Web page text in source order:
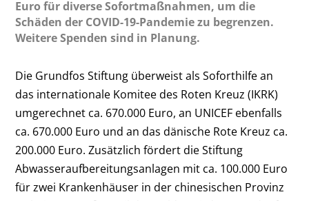
Euro für diverse Sofortmaßnahmen, um die
Schäden der COVID-19-Pandemie zu begrenzen.
Weitere Spenden sind in Planung.
Die Grundfos Stiftung überweist als Soforthilfe an
das internationale Komitee des Roten Kreuz (IKRK)
umgerechnet ca. 670.000 Euro, an UNICEF ebenfalls
ca. 670.000 Euro und an das dänische Rote Kreuz ca.
200.000 Euro. Zusätzlich fördert die Stiftung
Abwasseraufbereitungsanlagen mit ca. 100.000 Euro
für zwei Krankenhäuser in der chinesischen Provinz